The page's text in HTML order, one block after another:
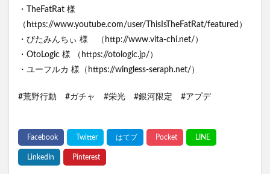
・TheFatRat 様
（https://www.youtube.com/user/ThisIsTheFatRat/featured）
・びたみんちぃ 様 （http://www.vita-chi.net/）
・OtoLogic 様 （https://otologic.jp/）
・ユーフルカ 様（https://wingless-seraph.net/）
#荒野行動 #ガチャ #栄光 #銀河限定 #アプデ